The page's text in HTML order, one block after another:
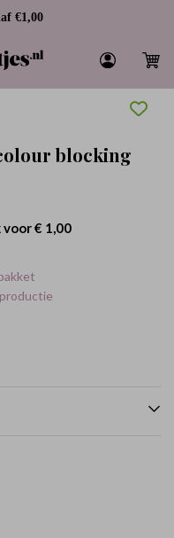
€1,00
blocking
voor€ 1,00